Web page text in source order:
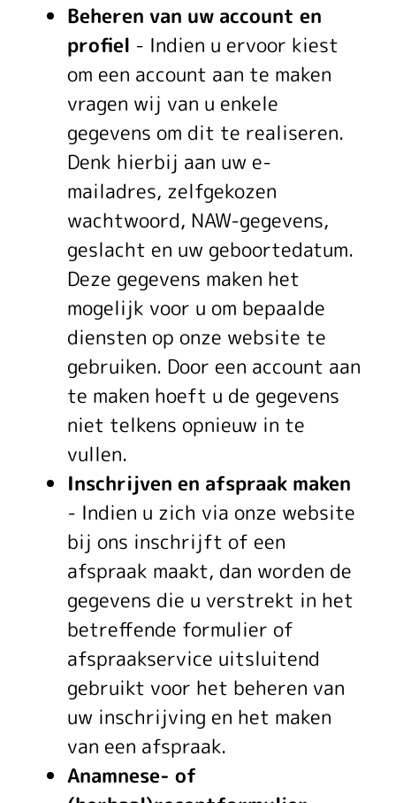
Beheren van uw account en
profiel - Indien u ervoor kiest
om een account aan te maken
vragen wij van u enkele
gegevens om dit te realiseren.
Denk hierbij aan uw e-
mailadres, zelfgekozen
wachtwoord, NAW-gegevens,
geslacht en uw geboortedatum.
Deze gegevens maken het
mogelijk voor u om bepaalde
diensten op onze website te
gebruiken. Door een account aan
te maken hoeft u de gegevens
niet telkens opnieuw in te
vullen.
Inschrijven en afspraak maken
- Indien u zich via onze website
bij ons inschrijft of een
afspraak maakt, dan worden de
gegevens die u verstrekt in het
betreffende formulier of
afspraakservice uitsluitend
gebruikt voor het beheren van
uw inschrijving en het maken
van een afspraak.
Anamnese- of